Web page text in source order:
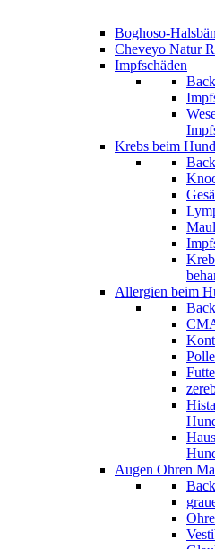
Boghoso-
Cheveyo Natur
Impfschäden
Back
Krebs beim Hund
Back
Allergien beim
Back
Augen Ohren
Back